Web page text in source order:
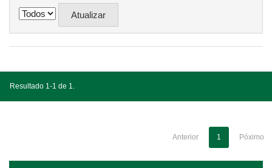
Resultado 1-1 de 1.
Anterior 1 Póximo